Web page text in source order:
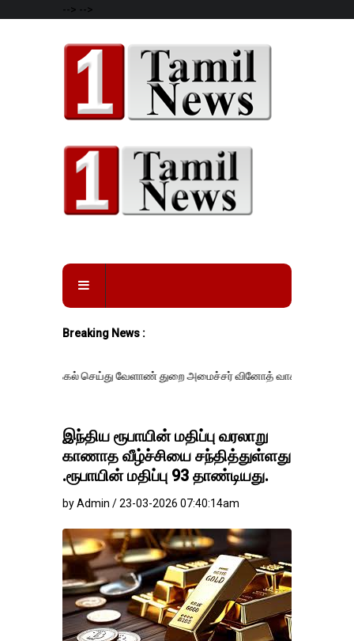
--> -->
Breaking News :
செய்து வேளாண் துறை அமைச்சர் வினோத் வாசித்து வருகிறார். �.
இந்திய ரூபாயின் மதிப்பு வரலாறு
காணாத வீழ்ச்சியை சந்தித்துள்ளது
.ரூபாயின் மதிப்பு 93 தாண்டியது.
by Admin / 23-03-2026 07:40:14am